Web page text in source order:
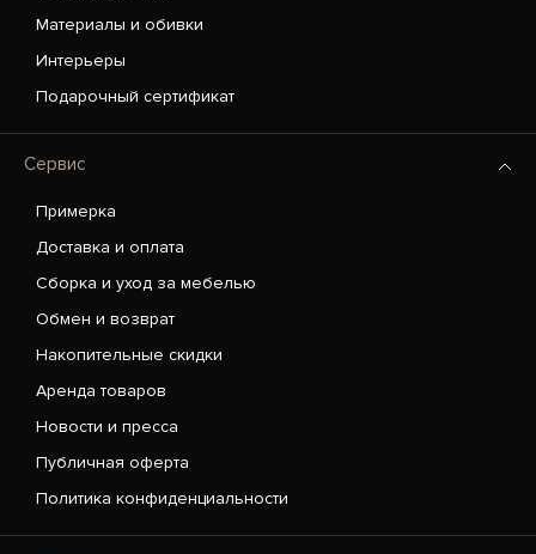
Материалы и обивки
Интерьеры
Подарочный сертификат
Сервис
Примерка
Доставка и оплата
Сборка и уход за мебелью
Обмен и возврат
Накопительные скидки
Аренда товаров
Новости и пресса
Публичная оферта
Политика конфиденциальности